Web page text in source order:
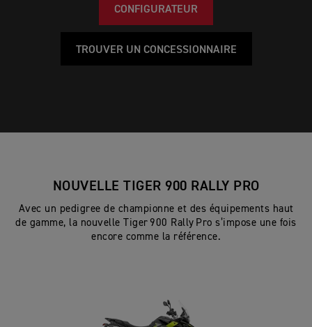
CONFIGURATEUR
TROUVER UN CONCESSIONNAIRE
NOUVELLE TIGER 900 RALLY PRO
Avec un pedigree de championne et des équipements haut
de gamme, la nouvelle Tiger 900 Rally Pro s’impose une fois
encore comme la référence.